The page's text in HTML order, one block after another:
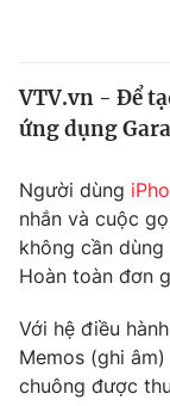
Thế giới
Tin tức
Thế giới đó đây
Câu chuyện
Tài chính
Thị trường
Dữ liệu và đời
Phim VTV
Hậu trường
Giải trí
VTV.vn - Để
ứng dụng
Người dùng
nhắn và cuộc
không cần
Hoàn toàn đơn
Với hệ điều
Memos (ghi
chuông được